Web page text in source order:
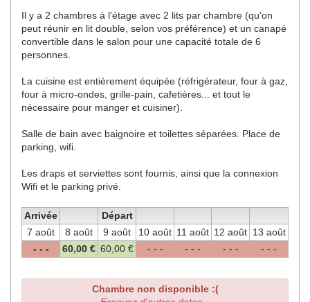
Il y a 2 chambres à l'étage avec 2 lits par chambre (qu'on
peut réunir en lit double, selon vos préférence) et un canapé
convertible dans le salon pour une capacité totale de 6
personnes.
La cuisine est entièrement équipée (réfrigérateur, four à gaz,
four à micro-ondes, grille-pain, cafetières... et tout le
nécessaire pour manger et cuisiner).
Salle de bain avec baignoire et toilettes séparées. Place de
parking, wifi.
Les draps et serviettes sont fournis, ainsi que la connexion
Wifi et le parking privé.
Arrivée
Départ
7 août
8 août 9 août 10 août 11 août 12 août 13 août
- - -
60,00 € 60 ,00 € - - - - - - - - - - - -
Chambre non disponible :(